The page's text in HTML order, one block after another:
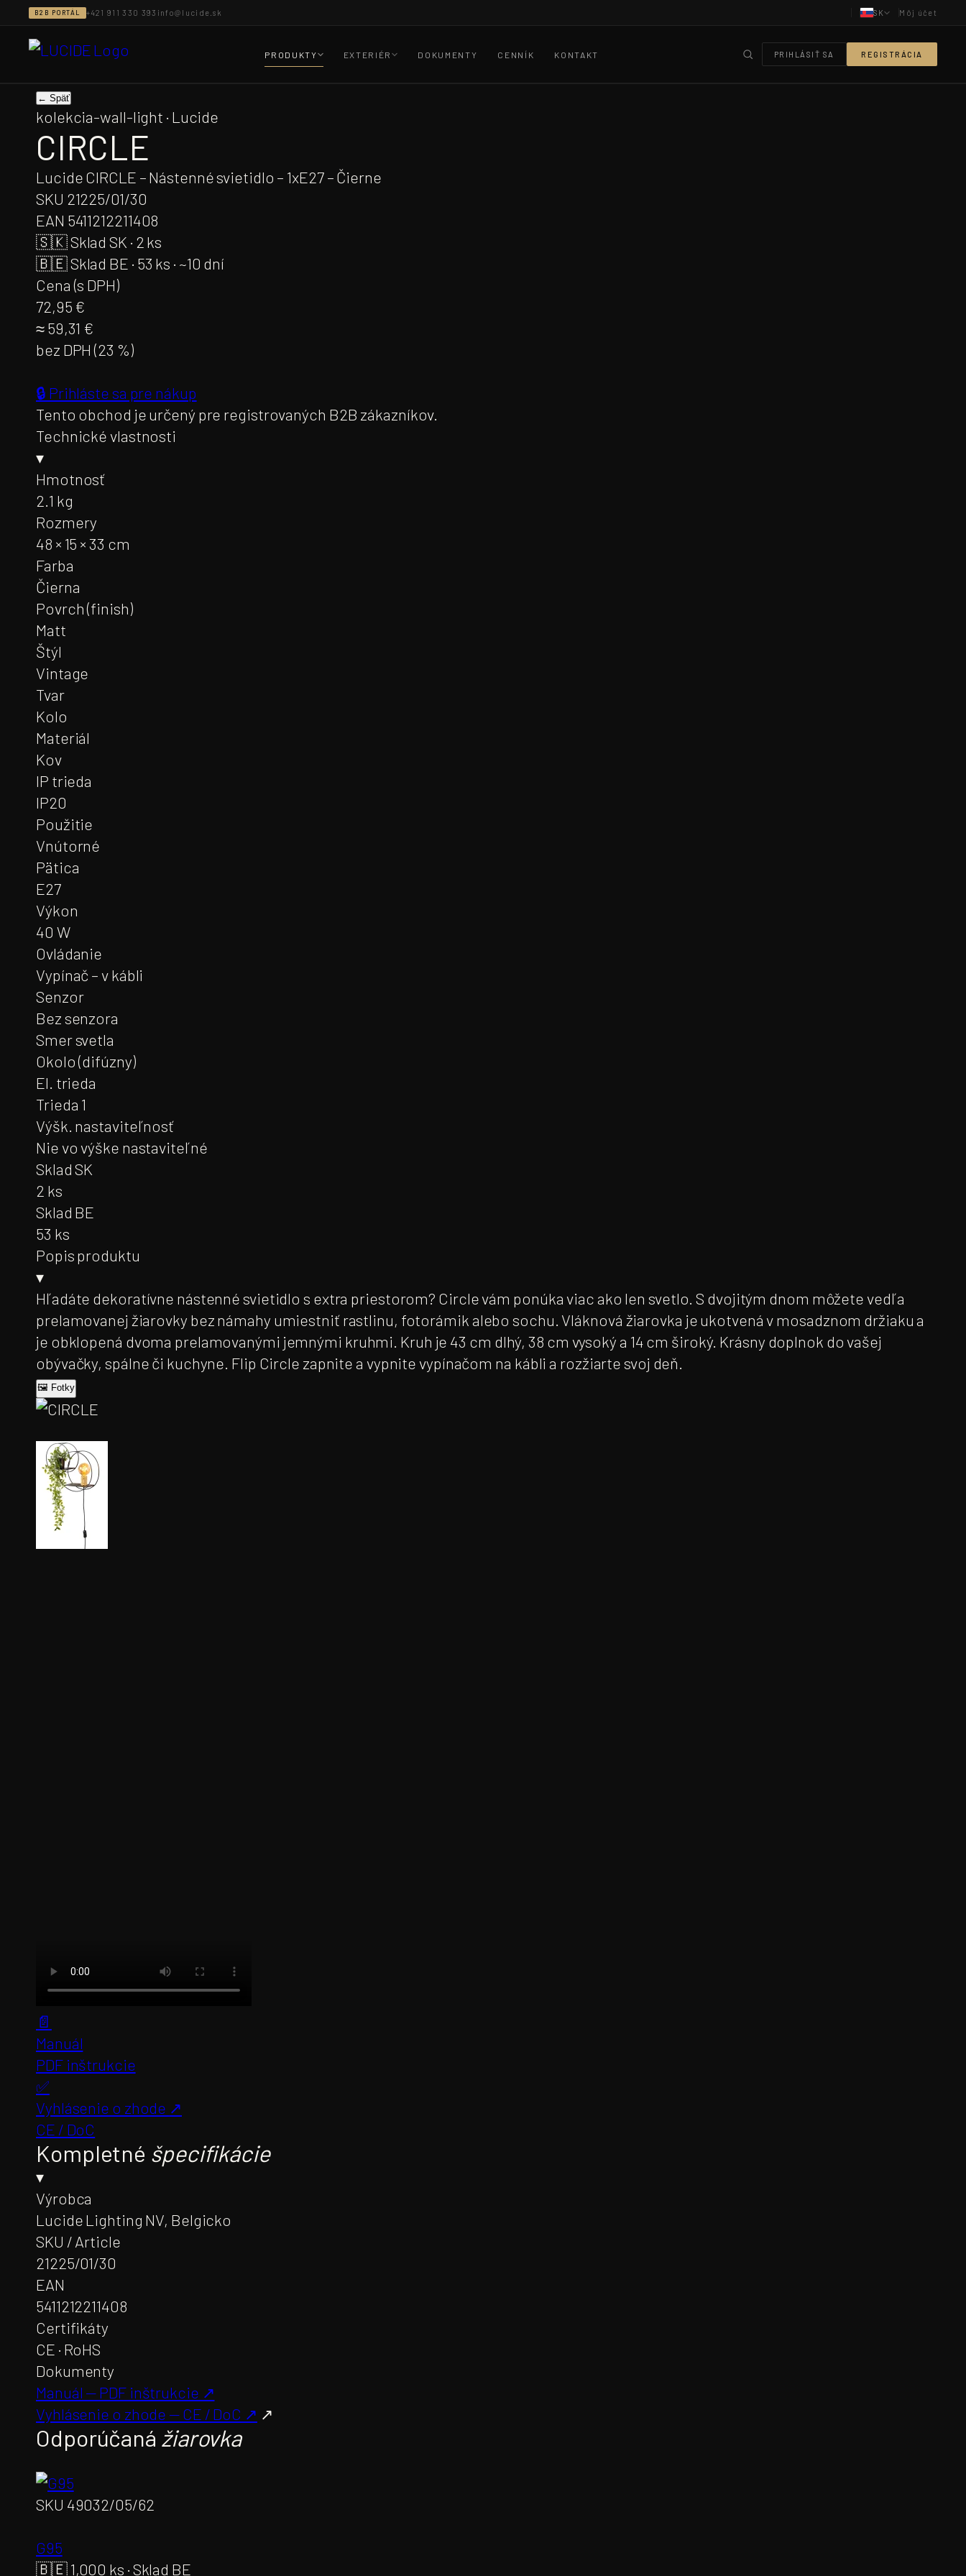
Prejsť
obsah
B2B PORTÁL +421 911 330 393 info@lucide.sk SK Môj účet
PRODUKTY EXTERIÉR DOKUMENTY CENNÍK KONTAKT PRIHLÁSIŤ SA REGISTRÁCIA
← Späť
kolekcia-wall-light · Lucide
CIRCLE
Lucide CIRCLE – Nástenné svietidlo – 1xE27 – Čierne
SKU 21225/01/30
EAN 5411212211408
🇸🇰Sklad SK · 2 ks
🇧🇪Sklad BE · 53 ks · ~10 dní
Cena (s DPH)
72,95 €
≈59,31 €
bez DPH (23 %)
🔒 Prihláste sa pre nákup
Tento obchod je určený pre registrovaných B2B zákazníkov.
Technické vlastnosti
▾
Hmotnosť
2.1 kg
Rozmery
48 × 15 × 33 cm
Farba
Čierna
Povrch (finish)
Matt
Štýl
Vintage
Tvar
Kolo
Materiál
Kov
IP trieda
IP20
Použitie
Vnútorné
Pätica
E27
Výkon
40 W
Ovládanie
Vypínač – v kábli
Senzor
Bez senzora
Smer svetla
Okolo (difúzny)
El. trieda
Trieda 1
Výšk. nastaviteľnosť
Nie vo výške nastaviteľné
Sklad SK
2 ks
Sklad BE
53 ks
Popis produktu
▾
Hľadáte dekoratívne nástenné svietidlo s extra priestorom? Circle vám ponúka viac ako len svetlo. S dvojitým dnom môžete vedľa
prelamovanej žiarovky bez námahy umiestniť rastlinu, fotorámik alebo sochu. Vláknová žiarovka je ukotvená v mosadznom držiaku a
je obklopená dvoma prelamovanými jemnými kruhmi. Kruh je 43 cm dlhý, 38 cm vysoký a 14 cm široký. Krásny doplnok do vašej
obývačky, spálne či kuchyne. Flip Circle zapnite a vypnite vypínačom na kábli a rozžiarte svoj deň.
🖼 Fotky
📄
Manuál
PDF inštrukcie
✅
Vyhlásenie o zhode ↗
CE / DoC
Kompletné špecifikácie
▾
Výrobca
Lucide Lighting NV, Belgicko
SKU / Article
21225/01/30
EAN
5411212211408
Certifikáty
CE · RoHS
Dokumenty
Manuál — PDF inštrukcie ↗
Vyhlásenie o zhode — CE / DoC ↗ ↗
Odporúčaná žiarovka
SKU 49032/05/62
G95
🇧🇪1,000 ks · Sklad BE